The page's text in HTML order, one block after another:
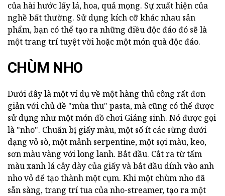
của hài hước lấy lá, hoa, quả mọng. Sự xuất hiện của
nghề bất thường. Sử dụng kích cỡ khác nhau sản
phẩm, bạn có thể tạo ra những điều độc đáo đó sẽ là
một trang trí tuyệt vời hoặc một món quà độc đáo.
CHÙM NHO
Dưới đây là một ví dụ về một hàng thủ công rất đơn
giản với chủ đề "mùa thu" pasta, mà cũng có thể được
sử dụng như một món đồ chơi Giáng sinh. Nó được gọi
là "nho". Chuẩn bị giấy màu, một số ít các sừng dưới
dạng vỏ sò, một mảnh serpentine, một sợi màu, keo,
sơn màu vàng với long lanh. Bắt đầu. Cắt ra từ tấm
màu xanh lá cây dày của giấy và bắt đầu dính vào anh
nho vỏ để tạo thành một cụm. Khi một chùm nho đã
sẵn sàng, trang trí tua của nho-streamer, tạo ra một